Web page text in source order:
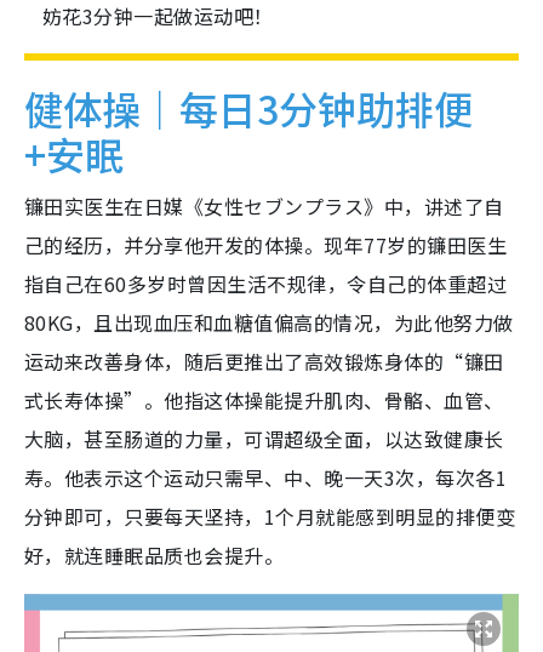
妨花3分钟一起做运动吧！
健体操｜每日3分钟助排便
+安眠
镰田实医生在日媒《女性セブンプラス》中，讲述了自
己的经历，并分享他开发的体操。现年77岁的镰田医生
指自己在60多岁时曾因生活不规律，令自己的体重超过
80KG，且出现血压和血糖值偏高的情况，为此他努力做
运动来改善身体，随后更推出了高效锻炼身体的“镰田
式长寿体操”。他指这体操能提升肌肉、骨骼、血管、
大脑，甚至肠道的力量，可谓超级全面，以达致健康长
寿。他表示这个运动只需早、中、晚一天3次，每次各1
分钟即可，只要每天坚持，1个月就能感到明显的排便变
好，就连睡眠品质也会提升。